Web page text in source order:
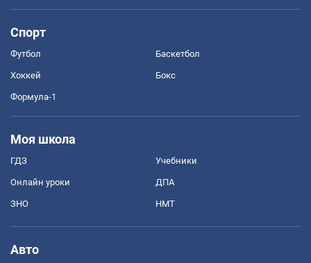
Спорт
Футбол Баскетбол
Хоккей Бокс
Формула-1
Моя школа
ГДЗ Учебники
Онлайн уроки ДПА
ЗНО НМТ
Авто